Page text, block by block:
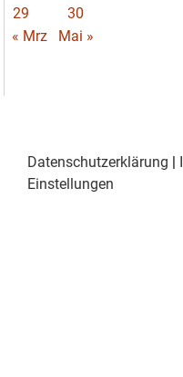
29
30
« Mrz
Mai »
Datenschutzerklärung
Einstellungen